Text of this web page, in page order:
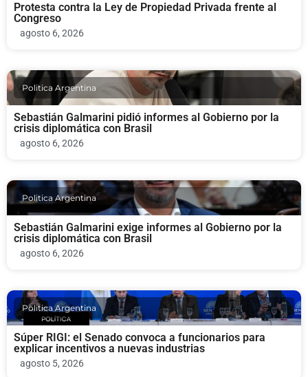
Protesta contra la Ley de Propiedad Privada frente al
Congreso
agosto 6, 2026
Politica Argentina
Sebastián Galmarini pidió informes al Gobierno por la
crisis diplomática con Brasil
agosto 6, 2026
Politica Argentina
Sebastián Galmarini exige informes al Gobierno por la
crisis diplomática con Brasil
agosto 6, 2026
Politica Argentina
Súper RIGI: el Senado convoca a funcionarios para
explicar incentivos a nuevas industrias
agosto 5, 2026